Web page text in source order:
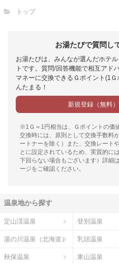
トップ
お湯たびで質問し
お湯たびは、みんなが選んだホテ
トです。質問/回答機能で相互アド
マネーに交換できるＧポイント(1
んたまる！
新規登録（無料
※1Ｇ＝1円相当は、Ｇポイントの価
交換時には、原則として交換手数料
ートナーを除く）また、交換レート
とに設定されているため、実質的に
下回らない場合もございます）詳細
ージをご確認ください。
温泉地から探す
定山渓温泉 登別温泉
湯の川温泉（北海道） 乳頭温泉
秋保温泉 東山温泉